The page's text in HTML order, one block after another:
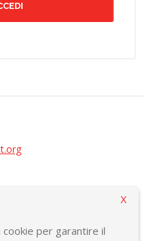
per garantire il
X